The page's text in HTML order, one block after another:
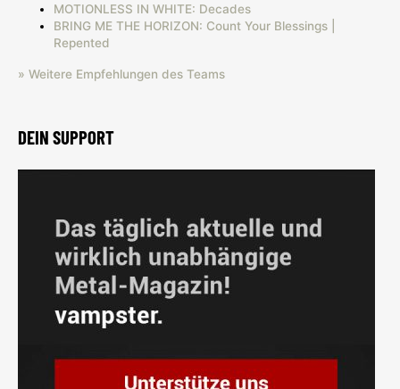
MOTIONLESS IN WHITE: Decades
BRING ME THE HORIZON: Count Your Blessings |
Repented
» Weitere Empfehlungen des Teams
DEIN SUPPORT